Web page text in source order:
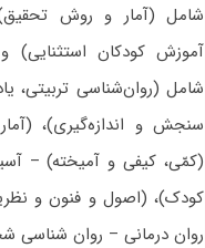
شامل (آمار و روش
آموزش کودکان استثنایی)
شامل (روان‌شناسی تربیتی،
سنجش و اندازه‌گیری)،
(کمّی، کیفی و آمیخته) –
کودک)، (اصول و فنون و
روان درمانی – روان